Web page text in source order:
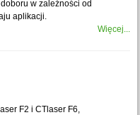
w zależności od
aplikacji.
Więcej...
F2 i CTlaser F6,